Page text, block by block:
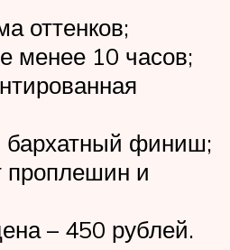
оттенков;
менее 10 часов;
финиш;
проплешин и
– 450 рублей.